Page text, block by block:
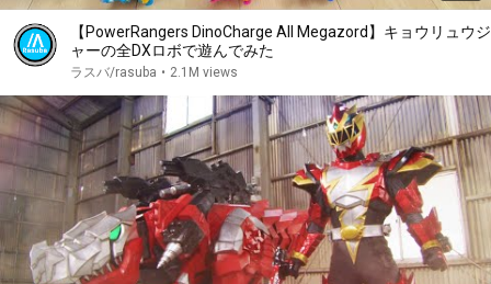
【PowerRangers DinoCharge All Megazord】キョウリュウジ
ャーの全DXロボで遊んでみた
ラスバ/rasuba • 2.1M views